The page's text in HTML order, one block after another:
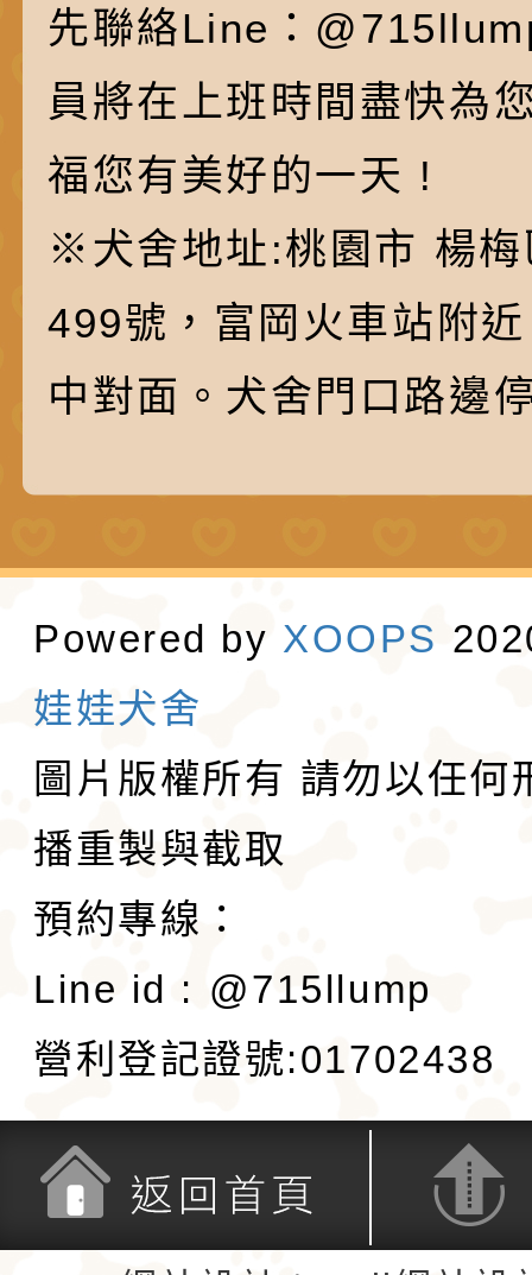
先聯絡Line：
員將在上班時間盡快為
福您有美好的一天 !
※犬舍地址:桃園市 楊
499號，富岡火車站附
中對面。犬舍門口路邊
Powered by XOOPS
娃娃犬舍
圖片版權所有 請勿以任何
播重製與截取
預約專線：
Line id : @715llump
營利登記證號:01702438